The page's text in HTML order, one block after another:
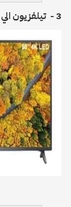
3 - تيلفزيون الي جي 50 بوصة - خصم 7%: